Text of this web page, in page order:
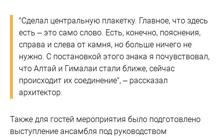
"Сделал центральную плакетку. Главное, что здесь
есть – это само слово. Есть, конечно, пояснения,
справа и слева от камня, но больше ничего не
нужно. С постановкой этого знака я почувствовал,
что Алтай и Гималаи стали ближе, сейчас
происходит их соединение", – рассказал
архитектор.
Также для гостей мероприятия было подготовлено
выступление ансамбля под руководством